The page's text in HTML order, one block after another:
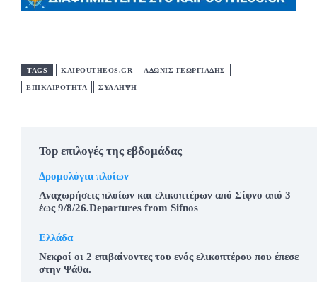
TAGS KAIPOUTHEOS.GR ΑΔΩΝΙΣ ΓΕΩΡΓΙΑΔΗΣ
ΕΠΙΚΑΙΡΟΤΗΤΑ ΣΥΛΛΗΨΗ
Top επιλογές της εβδομάδας
Δρομολόγια πλοίων
Αναχωρήσεις πλοίων και ελικοπτέρων από Σίφνο από 3
έως 9/8/26.Departures from Sifnos
Ελλάδα
Νεκροί οι 2 επιβαίνοντες του ενός ελικοπτέρου που έπεσε
στην Ψάθα.